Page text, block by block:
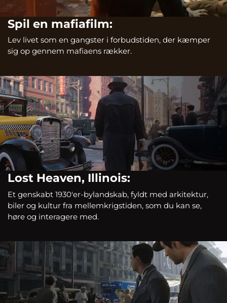
Spil en mafiafilm:
Lev livet som en gangster i forbudstiden, der kæmper
sig op gennem mafiaens rækker.
Lost Heaven, Illinois:
Et genskabt 1930'er-bylandskab, fyldt med arkitektur,
biler og kultur fra mellemkrigstiden, som du kan se,
høre og interagere med.